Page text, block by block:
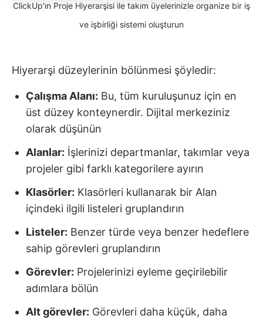
ClickUp'ın Proje Hiyerarşisi ile takım üyelerinizle organize bir iş
ve işbirliği sistemi oluşturun
Hiyerarşi düzeylerinin bölünmesi şöyledir:
Çalışma Alanı: Bu, tüm kuruluşunuz için en
üst düzey konteynerdir. Dijital merkeziniz
olarak düşünün
Alanlar: İşlerinizi departmanlar, takımlar veya
projeler gibi farklı kategorilere ayırın
Klasörler: Klasörleri kullanarak bir Alan
içindeki ilgili listeleri gruplandırın
Listeler: Benzer türde veya benzer hedeflere
sahip görevleri gruplandırın
Görevler: Projelerinizi eyleme geçirilebilir
adımlara bölün
Alt görevler: Görevleri daha küçük, daha